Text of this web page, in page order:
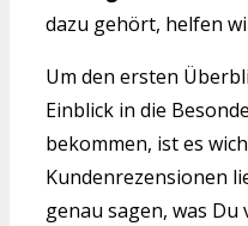
dazu gehört, helfen
Um den ersten
Einblick in die
bekommen, ist es
Kundenrezensionen
genau sagen, was